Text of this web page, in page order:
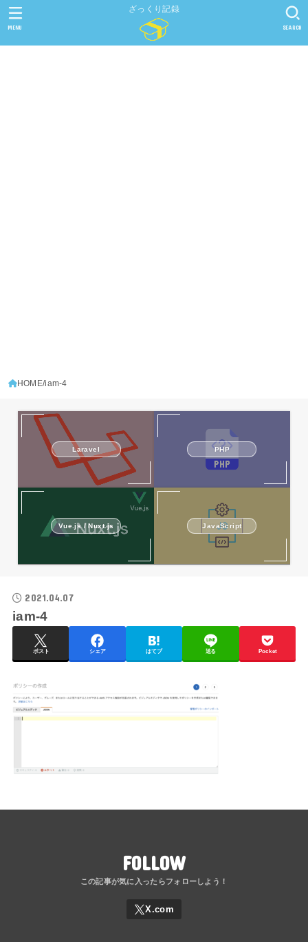
ざっくり記録
SEARCH
MENU
HOME iam-4
Laravel PHP
Vue.js / Nuxt.js JavaScript
2021.04.07
iam-4
ポスト シェア はてブ 送る Pocket
FOLLOW